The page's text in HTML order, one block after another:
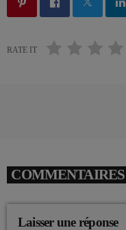
RATE IT
Laisser une réponse